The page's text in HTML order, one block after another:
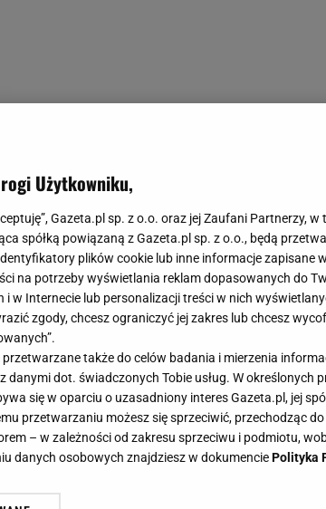
Krupińska
Użytkowniku,
Gazeta.pl sp. z o.o. oraz jej Zaufani Partnerzy, w
spółką powiązaną z Gazeta.pl sp. z o.o., będą
plików cookie lub inne informacje zapisane
na potrzeby wyświetlania reklam dopasowanych do
w Internecie lub personalizacji treści w nich
zgody, chcesz ograniczyć jej zakres lub chcesz
także do celów badania i mierzenia
danymi dot. świadczonych Tobie usług. W określonych
się w oparciu o uzasadniony interes Gazeta.pl, jej
przetwarzaniu możesz się sprzeciwić, przechodząc
– w zależności od zakresu sprzeciwu i podmiotu,
danych osobowych znajdziesz w dokumenciePolityka